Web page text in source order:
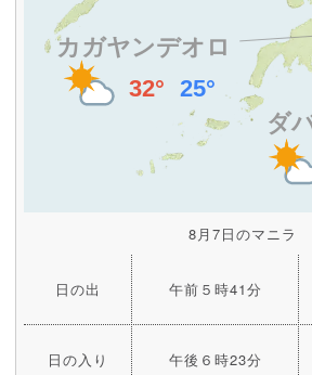
8月7日のマニラ
日の出 午前５時41分
日の入り 午後６時23分